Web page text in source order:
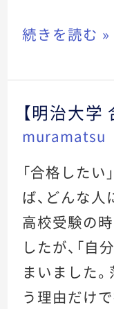
続きを読む »
【明治大学
muramatsu
「合格した
ば、どんな
高校受験の
したが、「自
まいました
う理由だけ
【明
治
大
学
合
格】
生
徒